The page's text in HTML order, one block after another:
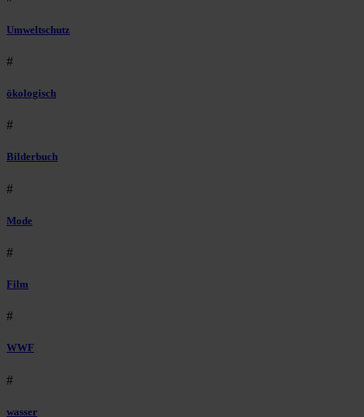
Umweltschutz
#
ökologisch
#
Bilderbuch
#
Mode
#
Film
#
WWF
#
wasser